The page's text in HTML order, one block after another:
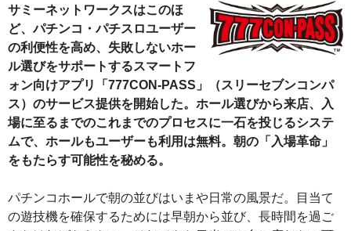
サミーネットワークスはこのほ
ど、パチンコ・パチスロユーザー
の利便性を高め、失敗しないホー
ル選びをサポートするスマートフ
ォン向けアプリ「777CON-PASS」（スリーセブンコンパ
ス）のサービス提供を開始した。ホール選びから来店、入
場に至るまでのこれまでのプロセスに一石を投じるシステ
ムで、ホールもユーザーも利用は無料。朝の「入場革命」
をもたらす可能性を秘める。
パチンコホールで朝の並びはいまや日常の風景だ。目当て
の遊技機を確保するためには早朝から並び、長時間を過ご